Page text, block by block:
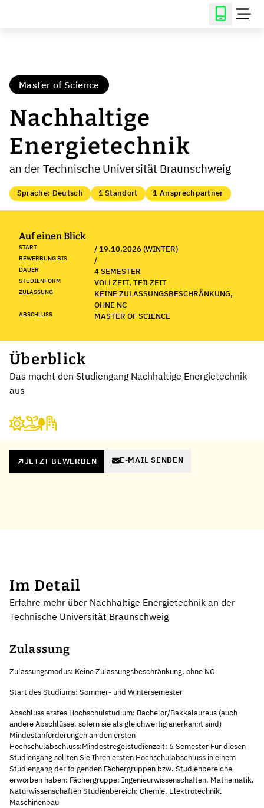
Master of Science
Nachhaltige
Energietechnik
an der Technische Universität Braunschweig
Sprache: Deutsch 1 Standort 1 Ansprechpartner
Auf einen Blick
START / 19.10.2026 (WINTER)
BEWERBUNG BIS /
DAUER 4 SEMESTER
STUDIENFORM VOLLZEIT, TEILZEIT
ZULASSUNG
KEINE ZULASSUNGSBESCHRÄNKUNG,
OHNE NC
ABSCHLUSS MASTER OF SCIENCE
Überblick
Das macht den Studiengang Nachhaltige Energietechnik
aus
JETZT BEWERBEN E-MAIL SENDEN
Im Detail
Erfahre mehr über Nachhaltige Energietechnik an der
Technische Universität Braunschweig
Zulassung
Zulassungsmodus: Keine Zulassungsbeschränkung, ohne NC
Start des Studiums: Sommer- und Wintersemester
Abschluss erstes Hochschulstudium: Bachelor/Bakkalaureus (auch
andere Abschlüsse, sofern sie als gleichwertig anerkannt sind)
Mindestanforderungen an den ersten
Hochschulabschluss:Mindestregelstudienzeit: 6 Semester Für diesen
Studiengang sollten Sie Ihren ersten Hochschulabschluss in einem
Studiengang der folgenden Fächergruppen bzw. Studienbereiche
erworben haben: Fächergruppe: Ingenieurwissenschaften, Mathematik,
Naturwissenschaften Studienbereich: Chemie, Elektrotechnik,
Maschinenbau